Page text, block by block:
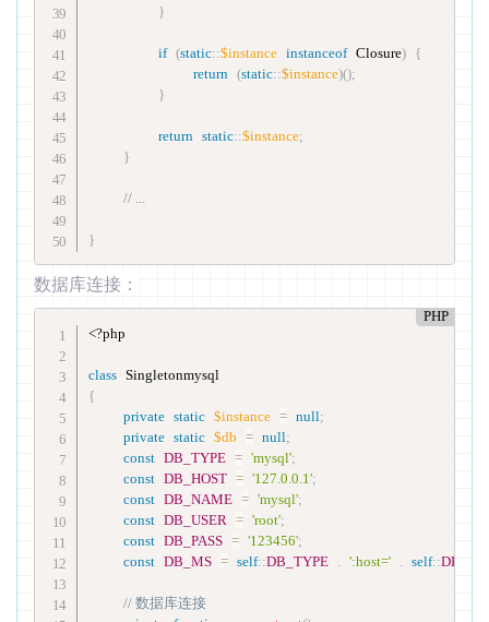
}
if (static::$instance instanceof Closure) {
return
(static::$instance)();
}
return static::$instance;
}
// ...
}
数据库连接：
PHP
<?php
class Singletonmysql
{
private static $instance = null;
private static $db = null;
const DB_TYPE = 'mysql';
const DB_HOST = '127.0.0.1';
const DB_NAME = 'mysql';
const DB_USER = 'root';
const DB_PASS = '123456';
const DB_MS = self::DB_TYPE . ':host=' . self::
// 数据库连接